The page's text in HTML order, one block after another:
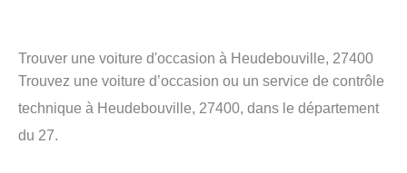
Trouver une voiture d'occasion à Heudebouville, 27400
Trouvez une voiture d’occasion ou un service de contrôle
technique à Heudebouville, 27400, dans le département
du 27.